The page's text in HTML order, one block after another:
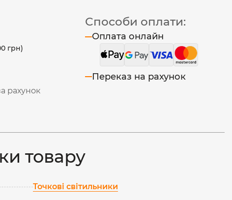
грн)
рахунок
Способи оплати:
Оплата онлайн
Переказ на рахунок
товару
Точкові світильники